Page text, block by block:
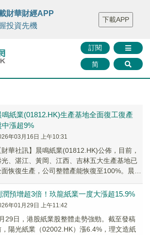
FINTV FINMETA 財華證券 媒體矩陣
智庫沙龍
聯絡我們
訂閱
简
財華財經APP
投資先機
下載APP
鳴紙業(01812.HK)生產基地全面復工復產
中漲超9%
年03月16日 上午10:31
財華社訊】晨鳴紙業(01812.HK)公佈，目前，
光、湛江、黃岡、江西、吉林五大生產基地已
面恢復生產，公司整體產能恢復至100%。晨鳴
潤預增超3倍！玖龍紙業一度大漲超15.9%
年01月29日 上午11:42
29日，港股紙業股整體走勢強勁。截至發稿
，陽光紙業（02002.HK）漲6.4%，理文造紙